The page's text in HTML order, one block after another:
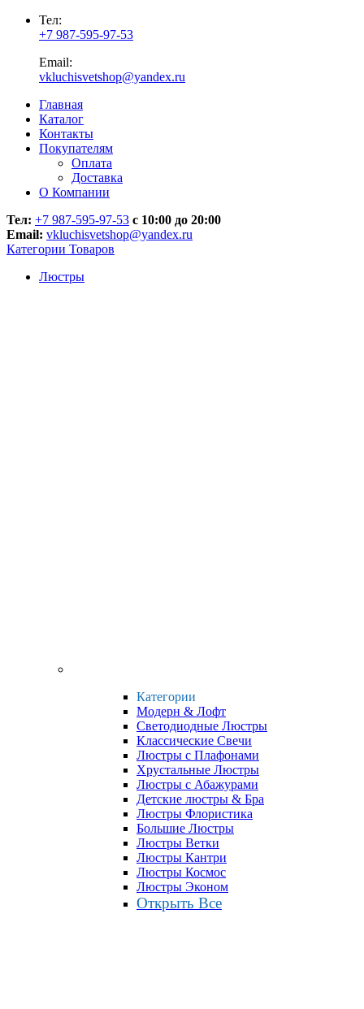
Тел:
+7 987-595-97-53
Email:
vkluchisvetshop@yandex.ru
Главная
Каталог
Контакты
Покупателям
Оплата
Доставка
О Компании
Тел: +7 987-595-97-53 с 10:00 до 20:00
Email: vkluchisvetshop@yandex.ru
Категории Товаров
Люстры
Категории
Модерн & Лофт
Светодиодные Люстры
Классические Свечи
Люстры с Плафонами
Хрустальные Люстры
Люстры с Абажурами
Детские люстры & Бра
Люстры Флористика
Большие Люстры
Люстры Ветки
Люстры Кантри
Люстры Космос
Люстры Эконом
Открыть Все